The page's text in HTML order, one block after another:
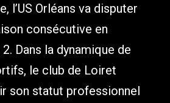
l’US Orléans va disputer
consécutive en
2. Dans la dynamique de
le club de Loiret
son statut professionnel